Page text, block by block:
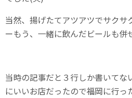
当然、揚げたてアツアツでサク
ーもう、一緒に飲んだビールも併
当時の記事だと３行しか書いてな
にいいお店だったので福岡に行っ